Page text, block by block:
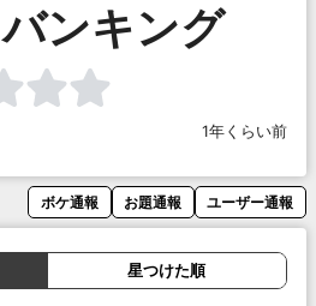
ンキング
1年くらい前
ボケ通報 お題通報 ユーザー通報
星つけた順